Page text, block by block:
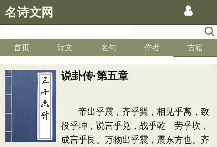
名诗文网
首页 诗文 名句 作者 古籍
说卦传·第五章
帝出乎震，齐乎巽，相见乎离，致
役乎坤，说言乎兑，战乎乾，劳乎坎，
成言乎艮。万物出乎震，震东方也。齐